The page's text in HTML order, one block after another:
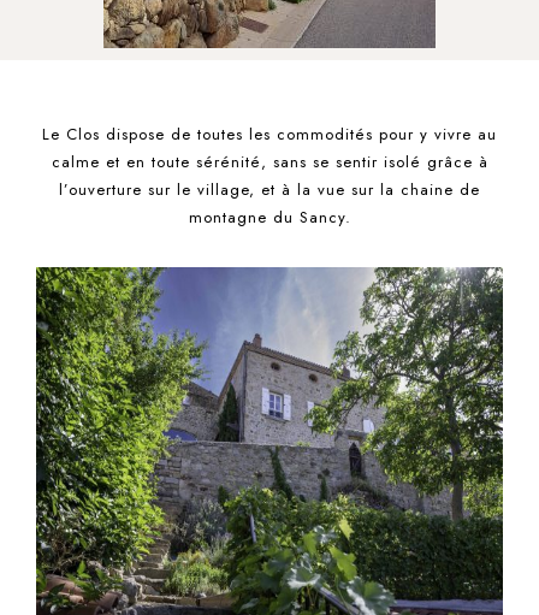
Le Clos dispose de toutes les commodités pour y vivre au
calme et en toute sérénité, sans se sentir isolé grâce à
l’ouverture sur le village, et à la vue sur la chaine de
montagne du Sancy.